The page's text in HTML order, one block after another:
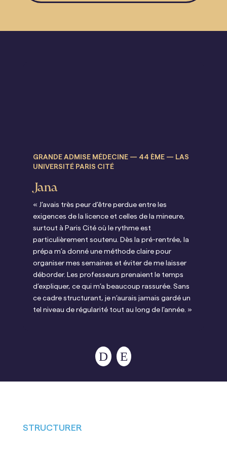
Jana
GRANDE ADMISE MÉDECINE — 44 ÈME — LAS
UNIVERSITÉ PARIS CITÉ
« J’avais très peur d’être perdue entre les
exigences de la licence et celles de la mineure,
surtout à Paris Cité où le rythme est
particulièrement soutenu. Dès la pré-rentrée, la
prépa m’a donné une méthode claire pour
organiser mes semaines et éviter de me laisser
déborder. Les professeurs prenaient le temps
d’expliquer, ce qui m’a beaucoup rassurée. Sans
ce cadre structurant, je n’aurais jamais gardé un
tel niveau de régularité tout au long de l’année. »
STRUCTURER